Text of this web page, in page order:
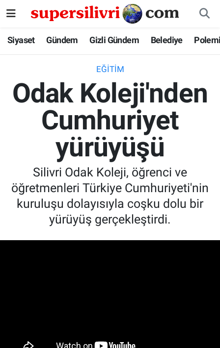
Siyaset Gündem Gizli Gündem Belediye
EĞITIM
Odak Koleji'nden
Cumhuriyet
yürüyüşü
Silivri Odak Koleji, öğrenci ve
öğretmenleri Türkiye Cumhuriyeti'nin
kuruluşu dolayısıyla coşku dolu bir
yürüyüş gerçekleştirdi.
Siyaset
Gizli Gündem
Belediye
İstanbul Nöbetçi Eczaneler
İstanbul Hava Durumu
İstanbul Namaz Vakitleri
İstanbul Trafik Yoğunluk Haritası
Süper Lig Puan Durumu ve Fikstür
Tüm Manşetler
Son Dakika Haberleri
Haber Arşivi